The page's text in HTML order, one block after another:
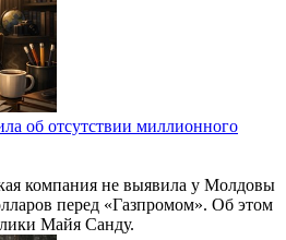
об отсутствии миллионного
компания не выявила у Молдовы
перед «Газпромом». Об этом
Майя Санду.